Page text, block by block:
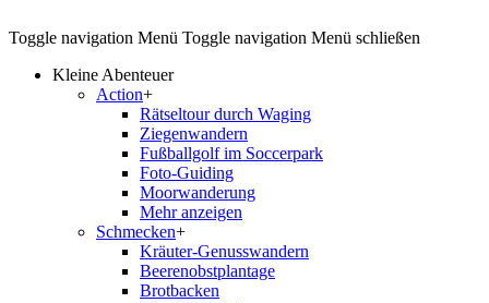
Toggle navigation Menü Toggle navigation Menü schließen
Kleine Abenteuer
Action+
Rätseltour durch Waging
Ziegenwandern
Fußballgolf im Soccerpark
Foto-Guiding
Moorwanderung
Mehr anzeigen
Schmecken+
Kräuter-Genusswandern
Beerenobstplantage
Brotbacken